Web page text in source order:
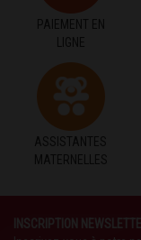
PAIEMENT EN
LIGNE
ASSISTANTES
MATERNELLES
INSCRIPTION